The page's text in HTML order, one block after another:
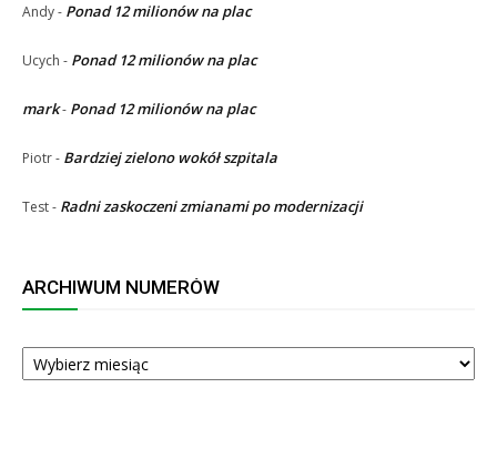
Andy- Ponad 12 milionów na plac
Ucych - Ponad 12 milionów na plac
mark- Ponad 12 milionów na plac
Piotr- Bardziej zielono wokół szpitala
Test- Radni zaskoczeni zmianami po modernizacji
ARCHIWUM NUMERÓW
ARCHIWUM
NUMERÓW